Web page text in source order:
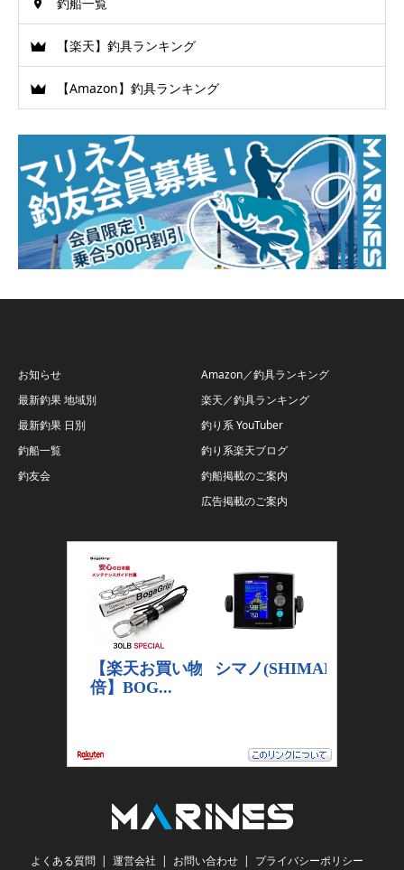
【楽天】釣具ランキング
【Amazon】釣具ランキング
お知らせ
最新釣果 地域別
最新釣果 日別
釣船一覧
釣友会
Amazon／釣具ランキング
楽天／釣具ランキング
釣り系 YouTuber
釣り系楽天ブログ
釣船掲載のご案内
広告掲載のご案内
よくある質問 運営会社 お問い合わせ プライバシーポリシー